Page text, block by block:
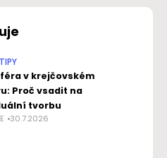
v krejčovském
Proč vsadit na
tvorbu
30.7.2026